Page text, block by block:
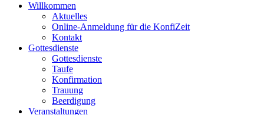
Willkommen
Aktuelles
Online-Anmeldung für die KonfiZeit
Kontakt
Gottesdienste
Gottesdienste
Taufe
Konfirmation
Trauung
Beerdigung
Veranstaltungen